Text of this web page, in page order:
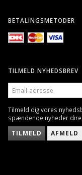
BETALINGSMETODER
TILMELD NYHEDSBREV
EMAIL-
ADRESSE
Tilmeld dig vores
spændende nyheder
TILMELD AFMELD